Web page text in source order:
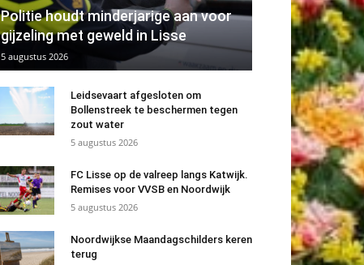
Politie houdt minderjarige aan voor
gijzeling met geweld in Lisse
5 augustus 2026
Leidsevaart afgesloten om
Bollenstreek te beschermen tegen
zout water
5 augustus 2026
FC Lisse op de valreep langs Katwijk.
Remises voor VVSB en Noordwijk
5 augustus 2026
Noordwijkse Maandagschilders keren
terug